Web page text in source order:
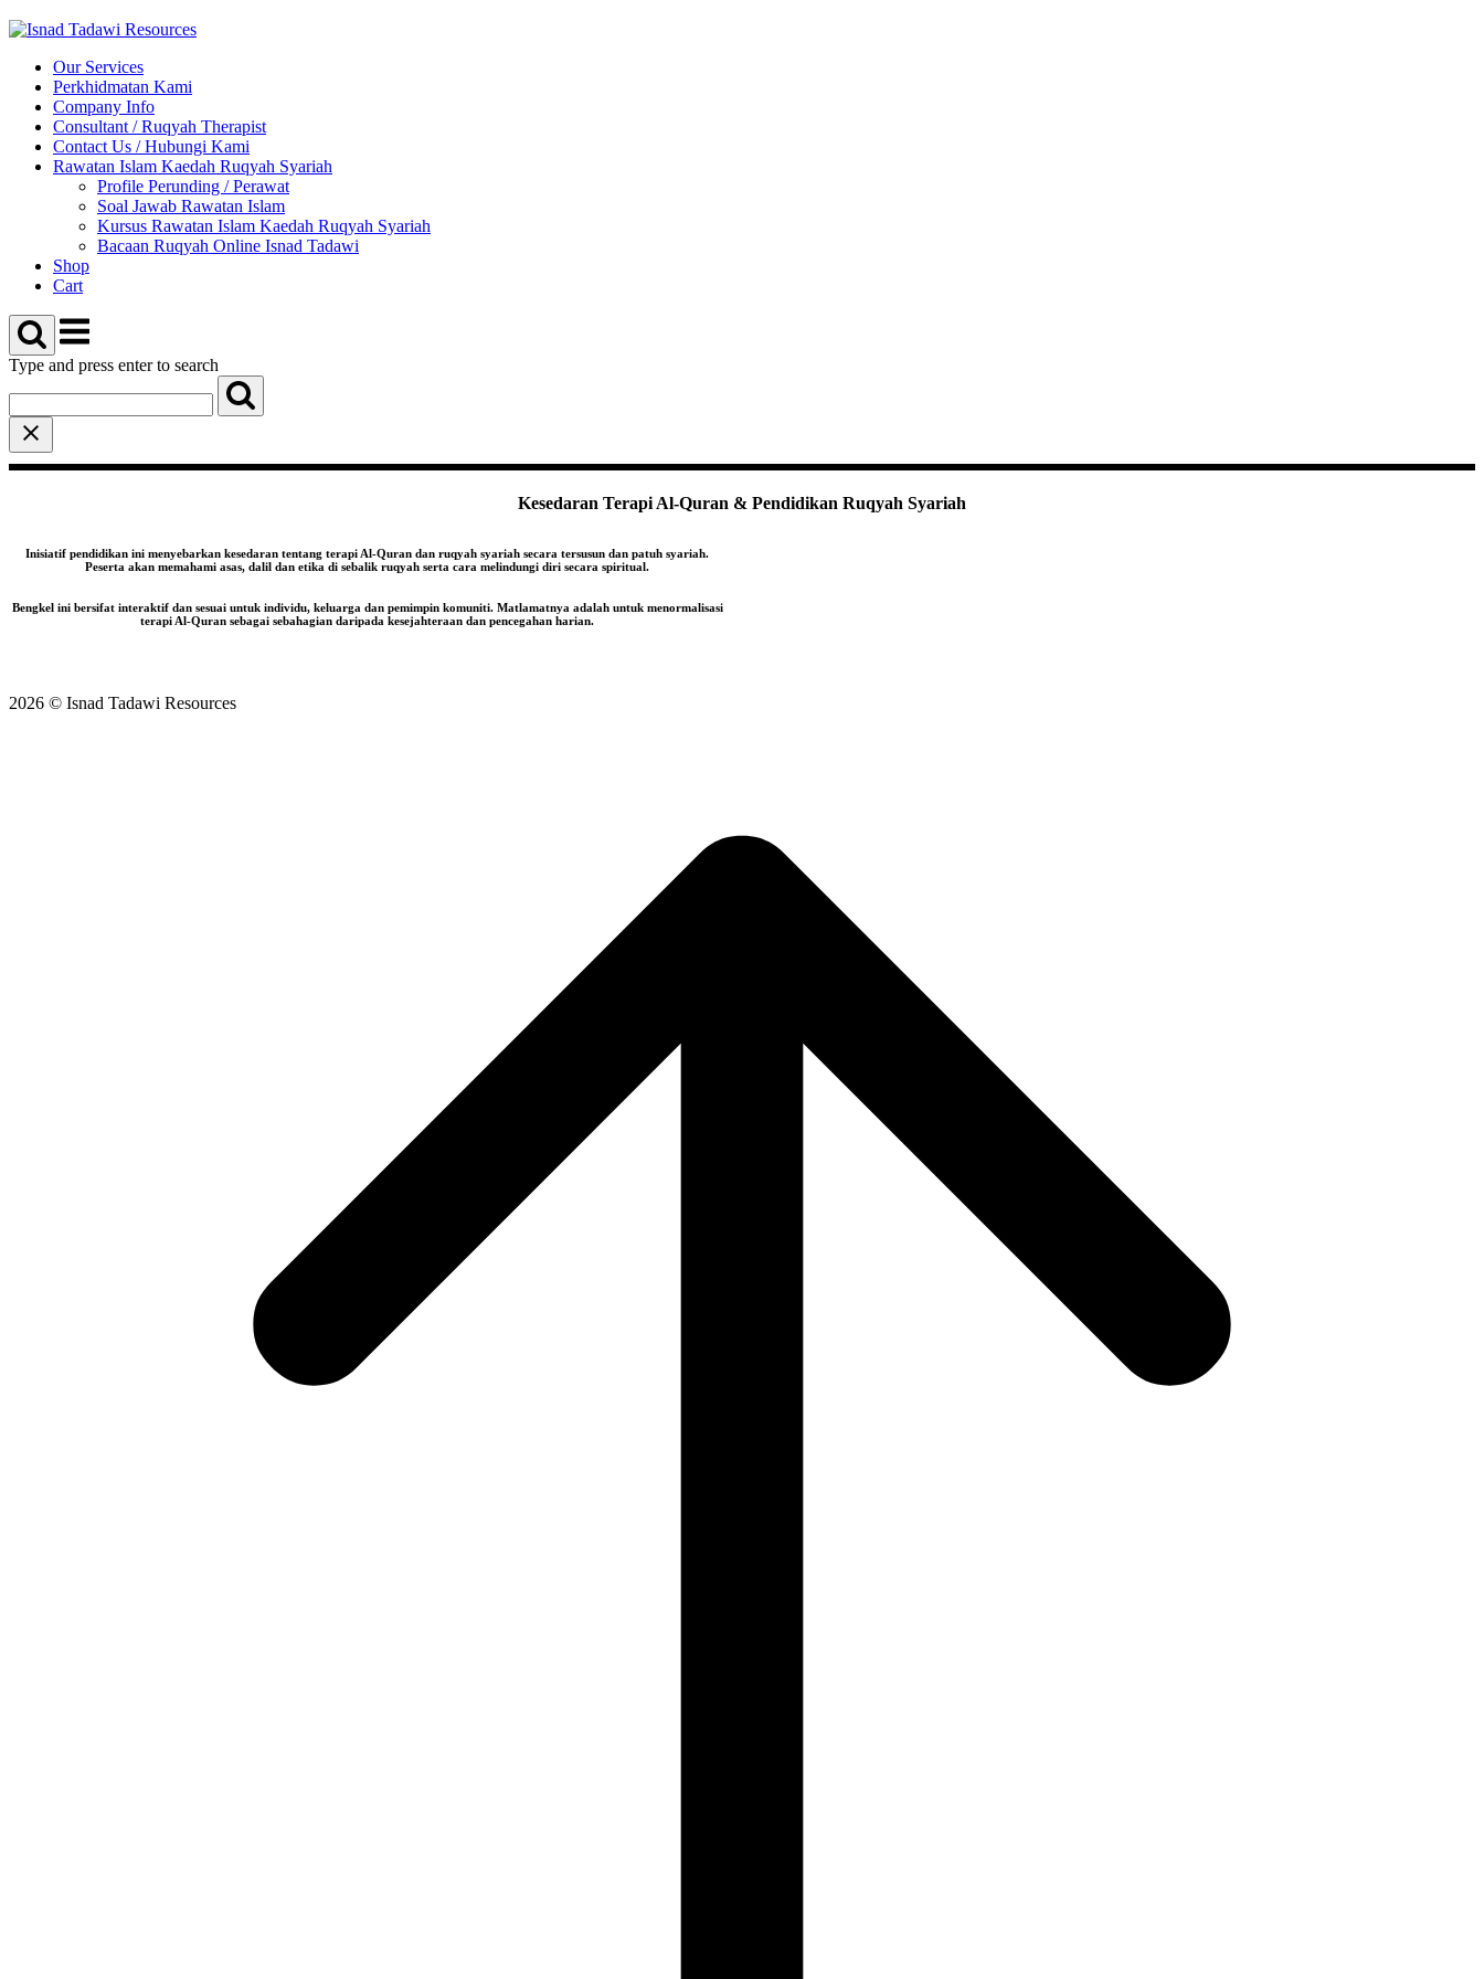
Skip
to
content
Our Services
Perkhidmatan Kami
Company Info
Consultant / Ruqyah Therapist
Contact Us / Hubungi Kami
Rawatan Islam Kaedah Ruqyah Syariah
Profile Perunding / Perawat
Soal Jawab Rawatan Islam
Kursus Rawatan Islam Kaedah Ruqyah Syariah
Bacaan Ruqyah Online Isnad Tadawi
Shop
Cart
Menu
Type and press enter to search
Kesedaran Terapi Al-Quran & Pendidikan Ruqyah Syariah
Inisiatif pendidikan ini menyebarkan kesedaran tentang terapi Al-Quran dan ruqyah syariah secara tersusun dan patuh syariah.
Peserta akan memahami asas, dalil dan etika di sebalik ruqyah serta cara melindungi diri secara spiritual.
Bengkel ini bersifat interaktif dan sesuai untuk individu, keluarga dan pemimpin komuniti. Matlamatnya adalah untuk menormalisasi
terapi Al-Quran sebagai sebahagian daripada kesejahteraan dan pencegahan harian.
2026 © Isnad Tadawi Resources